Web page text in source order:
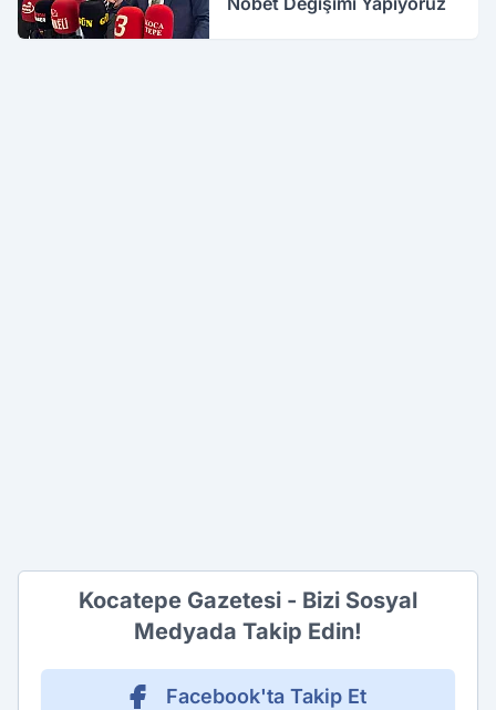
Kocatepe Gazetesi - Bizi Sosyal
Medyada Takip Edin!
Facebook'ta Takip Et